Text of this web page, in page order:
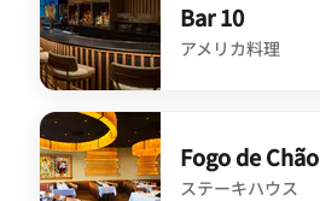
Bar 10
アメリカ料理
undefined Bar 10
Fogo de Chão
ステーキハウス